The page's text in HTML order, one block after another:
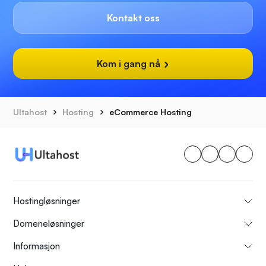
Kontakt oss
Kom i gang nå
Ultahost Hosting eCommerce Hosting
Hostingløsninger
Domeneløsninger
Informasjon